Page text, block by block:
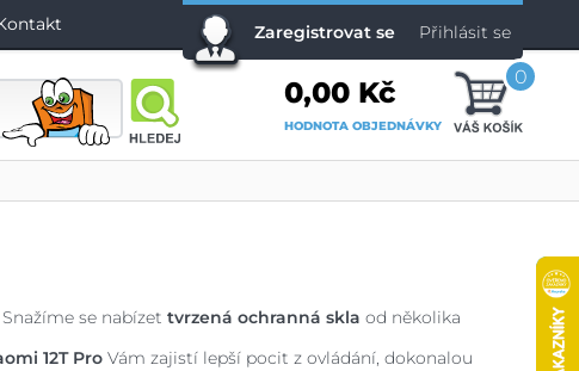
Zaregistrovat se Přihlásit se
0,00 Kč
HODNOTA OBJEDNÁVKY
0
se nabízet tvrzená ochranná skla od několika
12T Pro Vám zajistí lepší pocit z ovládání, dokonalou